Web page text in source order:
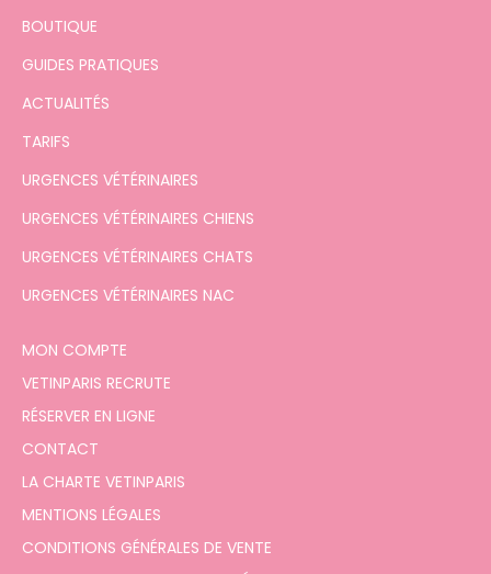
BOUTIQUE
GUIDES PRATIQUES
ACTUALITÉS
TARIFS
URGENCES VÉTÉRINAIRES
URGENCES VÉTÉRINAIRES CHIENS
URGENCES VÉTÉRINAIRES CHATS
URGENCES VÉTÉRINAIRES NAC
MON COMPTE
VETINPARIS RECRUTE
RÉSERVER EN LIGNE
CONTACT
LA CHARTE VETINPARIS
MENTIONS LÉGALES
CONDITIONS GÉNÉRALES DE VENTE